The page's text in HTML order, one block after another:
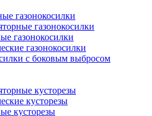
газонокосилки
газонокосилки
газонокосилки
газонокосилки
с боковым выбросом
кусторезы
кусторезы
кусторезы